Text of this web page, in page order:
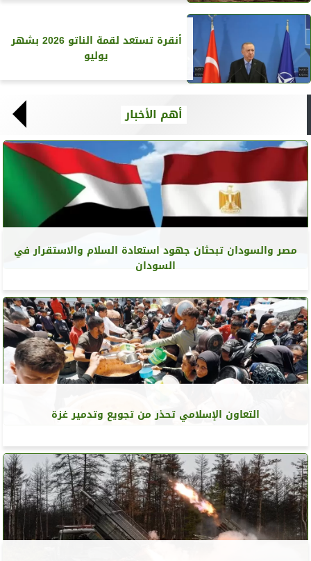
أنقرة تستعد لقمة الناتو 2026 بشهر
يوليو
أهم الأخبار
مصر والسودان تبحثان جهود استعادة السلام والاستقرار في
السودان
التعاون الإسلامي تحذر من تجويع وتدمير غزة